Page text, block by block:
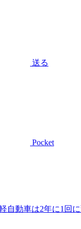
送る
Pocket
自動車は2年に1回